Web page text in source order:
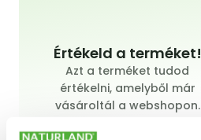
Értékeld a terméket!
Azt a terméket tudod
értékelni, amelyből már
vásároltál a webshopon.